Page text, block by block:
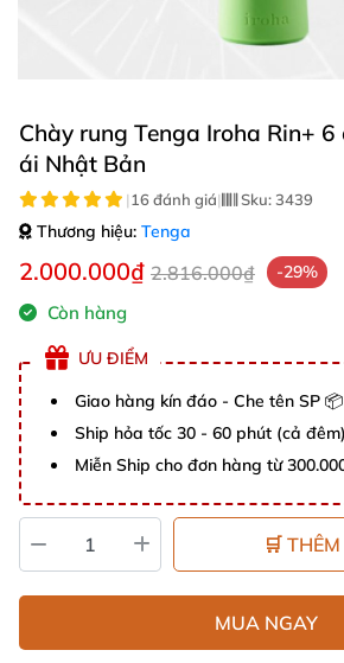
Chày rung Tenga Iroha Rin+ 6
ái Nhật Bản
|16 đánh giá| Sku:3439
Thương hiệu: Tenga
2.000.000₫ 2.816.000₫ -29%
Còn hàng
ƯU ĐIỂM
Giao hàng kín đáo - Che tên SP 📦
Ship hỏa tốc 30 - 60 phút (cả đêm)
Miễn Ship cho đơn hàng từ
🛒
MUA NGAY